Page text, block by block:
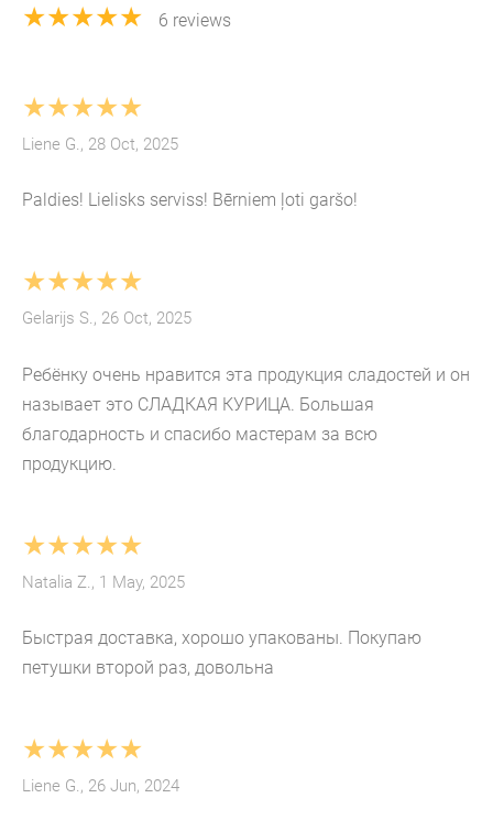
★★★★★ 6 reviews
★★★★★
Liene G., 28 Oct, 2025
Paldies! Lielisks serviss! Bērniem ļoti garšo!
★★★★★
Gelarijs S., 26 Oct, 2025
Ребёнку очень нравится эта продукция сладостей и он
называет это СЛАДКАЯ КУРИЦА. Большая
благодарность и спасибо мастерам за всю
продукцию.
★★★★★
Natalia Z., 1 May, 2025
Быстрая доставка, хорошо упакованы. Покупаю
петушки второй раз, довольна
★★★★★
Liene G., 26 Jun, 2024